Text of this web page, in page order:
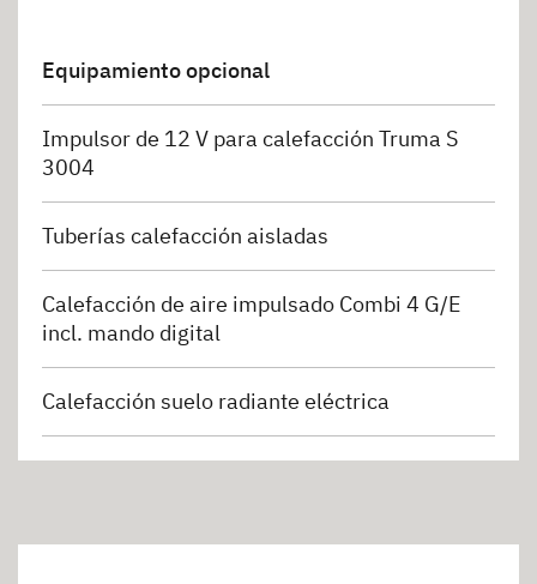
Equipamiento opcional
Impulsor de 12 V para calefacción Truma S
3004
Tuberías calefacción aisladas
Calefacción de aire impulsado Combi 4 G/E
incl. mando digital
Calefacción suelo radiante eléctrica